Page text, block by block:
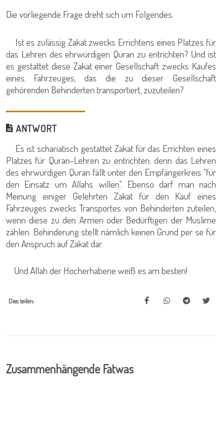
Die vorliegende Frage dreht sich um Folgendes:
Ist es zulässig Zakat zwecks Errichtens eines Platzes für
das Lehren des ehrwürdigen Quran zu entrichten? Und ist
es gestattet diese Zakat einer Gesellschaft zwecks Kaufes
eines Fahrzeuges, das die zu dieser Gesellschaft
gehörenden Behinderten transportiert, zuzuteilen?
ANTWORT
Es ist schariatisch gestattet Zakat für das Errichten eines
Platzes für Quran-Lehren zu entrichten; denn das Lehren
des ehrwürdigen Quran fällt unter den Empfängerkreis "für
den Einsatz um Allahs willen". Ebenso darf man nach
Meinung einiger Gelehrten Zakat für den Kauf eines
Fahrzeuges zwecks Transportes von Behinderten zuteilen,
wenn diese zu den Armen oder Bedürftigen der Muslime
zählen. Behinderung stellt nämlich keinen Grund per se für
den Anspruch auf Zakat dar.
Und Allah der Hocherhabene weiß es am besten!
Dies teilen:
Zusammenhängende Fatwas